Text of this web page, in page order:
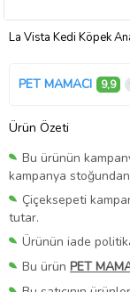
La Vista Kedi Köpek
PET MAMACI 9,9
Ürün Özeti
Bu ürünün
kampanya
Çiçeksepeti
tutar.
Ürünün iade
Bu ürün PET